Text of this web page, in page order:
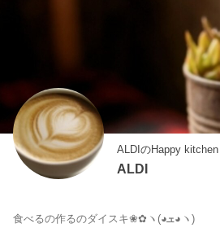
ALDIのHappy kitchen
ALDI
食べるの作るのダイスキ❀✿ヽ(◕ܫ◕ヽ)